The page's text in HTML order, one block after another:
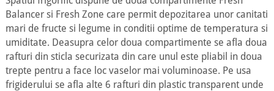
Balancer si Fresh Zone care permit depozitarea unor canitati
mari de fructe si legume in conditii optime de temperatura si
umiditate. Deasupra celor doua compartimente se afla doua
rafturi din sticla securizata din care unul este pliabil in doua
trepte pentru a face loc vaselor mai voluminoase. Pe usa
frigiderului se afla alte 6 rafturi din plastic transparent unde